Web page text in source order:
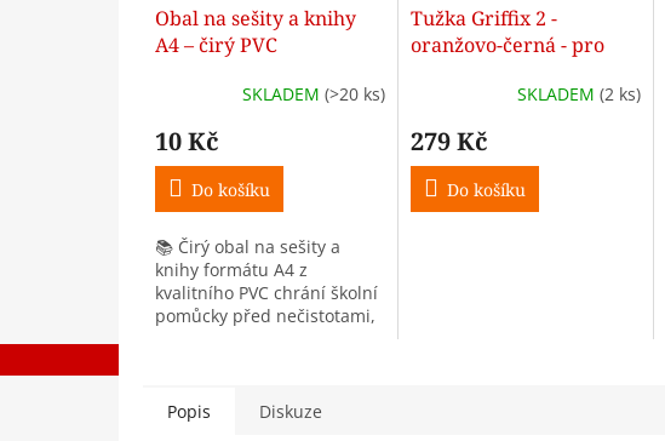
Obal na sešity a knihy
A4 – čirý PVC
SKLADEM (>20 ks)
10 Kč
Do košíku
📚 Čirý obal na sešity a
knihy formátu A4 z
kvalitního PVC chrání školní
pomůcky před nečistotami,
snadnou...
Tužka Griffix 2 -
oranžovo-černá - pro
SKLADEM (2 ks)
279 Kč
Do košíku
Popis Diskuze